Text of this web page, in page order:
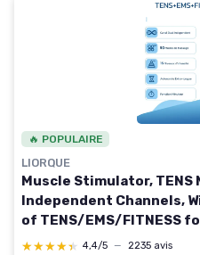
🔥 POPULAIRE
LIORQUE
Muscle Stimulator,
Independent Channels,
of TENS/EMS/FITNESS
Programs Blanc
★★★★★
★★★★★ 4,4/5 — 2235 avis